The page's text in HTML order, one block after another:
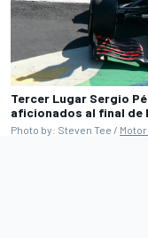
Tercer Lugar Sergio
aficionados al final de
Photo by: Steven Tee /